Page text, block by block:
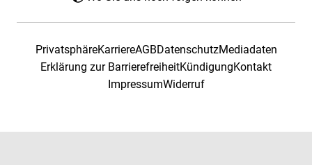
PrivatsphäreKarriereAGBDatenschutzMediadaten
Erklärung zur BarrierefreiheitKündigungKontakt
ImpressumWiderruf